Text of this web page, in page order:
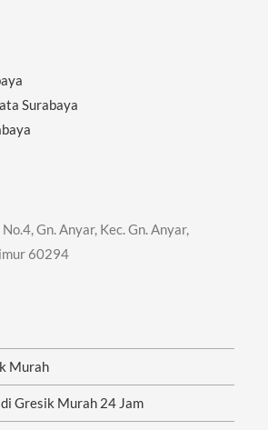
Surabaya
Gn. Anyar, Kec. Gn. Anyar,
60294
Murah
Gresik Murah 24 Jam